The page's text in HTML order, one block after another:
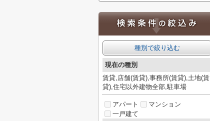
種別で絞り込む
現在の種別
賃貸,店舗(賃貸),事務所(賃貸),土地(賃
貸),住宅以外建物全部,駐車場
アパート
マンション
一戸建て